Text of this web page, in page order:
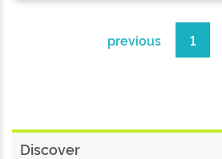
previous 1
Discover